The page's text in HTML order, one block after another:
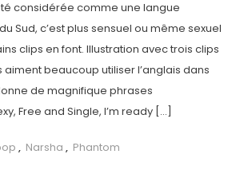
considérée comme une langue
Sud, c’est plus sensuel ou même sexuel
clips en font. Illustration avec trois clips
beaucoup utiliser l’anglais dans
de magnifique phrases
Free and Single, I’m ready […]
, Narsha , Phantom